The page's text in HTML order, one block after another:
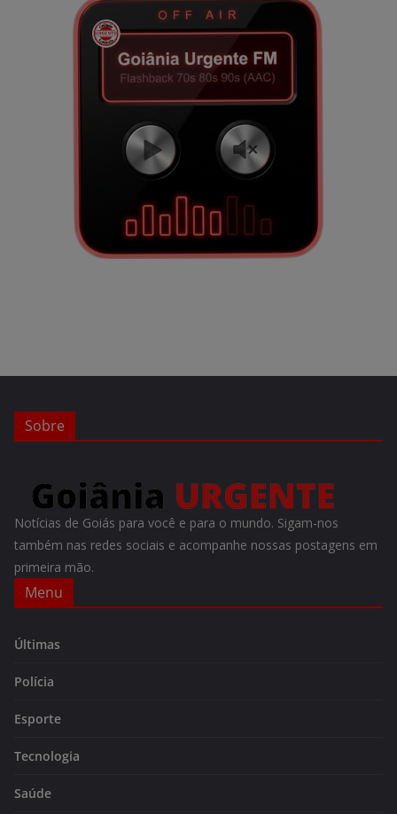
Sobre
Notícias de Goiás para você e para o mundo. Sigam-nos
também nas redes sociais e acompanhe nossas postagens em
primeira mão.
Menu
Últimas
Polícia
Esporte
Tecnologia
Saúde